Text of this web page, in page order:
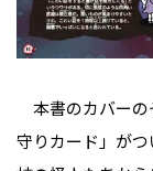
本書のカバーの
守りカード」が